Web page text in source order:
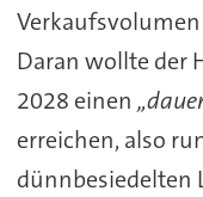
Daran wollte der
2028 einen
erreichen, also
dünnbesiedelten